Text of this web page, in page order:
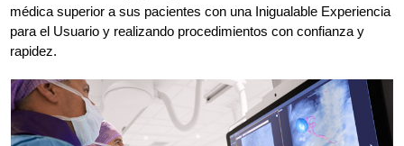
médica superior a sus pacientes con una Inigualable Experiencia
para el Usuario y realizando procedimientos con confianza y
rapidez.